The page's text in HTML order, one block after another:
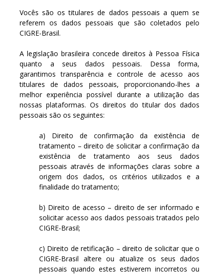
Vocês são os titulares de dados pessoais a quem se
referem os dados pessoais que são coletados pelo
CIGRE-Brasil.
A legislação brasileira concede direitos à Pessoa Física
quanto a seus dados pessoais. Dessa forma,
garantimos transparência e controle de acesso aos
titulares de dados pessoais, proporcionando-lhes a
melhor experiência possível durante a utilização das
nossas plataformas. Os direitos do titular dos dados
pessoais são os seguintes:
a) Direito de confirmação da existência de
tratamento – direito de solicitar a confirmação da
existência de tratamento aos seus dados
pessoais através de informações claras sobre a
origem dos dados, os critérios utilizados e a
finalidade do tratamento;
b) Direito de acesso – direito de ser informado e
solicitar acesso aos dados pessoais tratados pelo
CIGRE-Brasil;
c) Direito de retificação – direito de solicitar que o
CIGRE-Brasil altere ou atualize os seus dados
pessoais quando estes estiverem incorretos ou